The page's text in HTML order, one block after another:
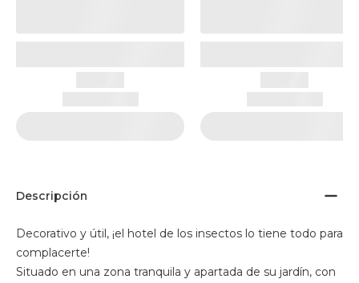
Descripción
Decorativo y útil, ¡el hotel de los insectos lo tiene todo para
complacerte!
Situado en una zona tranquila y apartada de su jardín, con